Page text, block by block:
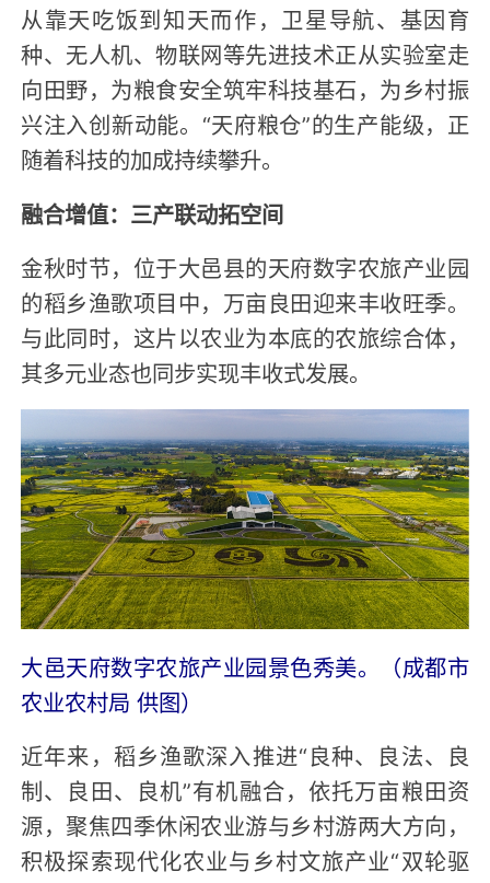
从靠天吃饭到知天而作，卫星导航、基因育
种、无人机、物联网等先进技术正从实验室走
向田野，为粮食安全筑牢科技基石，为乡村振
兴注入创新动能。“天府粮仓”的生产能级，正
随着科技的加成持续攀升。
融合增值：三产联动拓空间
金秋时节，位于大邑县的天府数字农旅产业园
的稻乡渔歌项目中，万亩良田迎来丰收旺季。
与此同时，这片以农业为本底的农旅综合体，
其多元业态也同步实现丰收式发展。
大邑天府数字农旅产业园景色秀美。（成都市
农业农村局 供图）
近年来，稻乡渔歌深入推进“良种、良法、良
制、良田、良机”有机融合，依托万亩粮田资
源，聚焦四季休闲农业游与乡村游两大方向，
积极探索现代化农业与乡村文旅产业“双轮驱